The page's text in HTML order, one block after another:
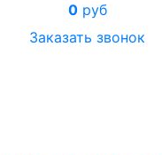
0руб
Заказать звонок